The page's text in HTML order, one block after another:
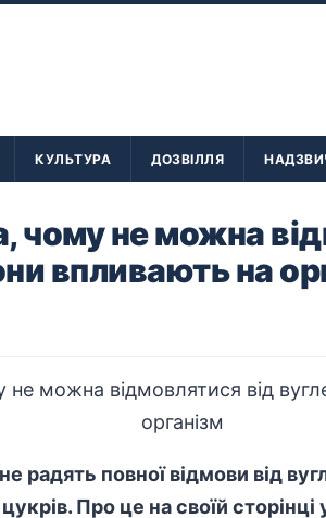
КУЛЬТУРА ДОЗВІЛЛЯ
чому не можна
впливають на
радять повної відмови від
Про це на своїй